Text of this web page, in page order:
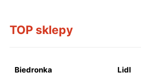
TOP sklepy
Biedronka Lidl